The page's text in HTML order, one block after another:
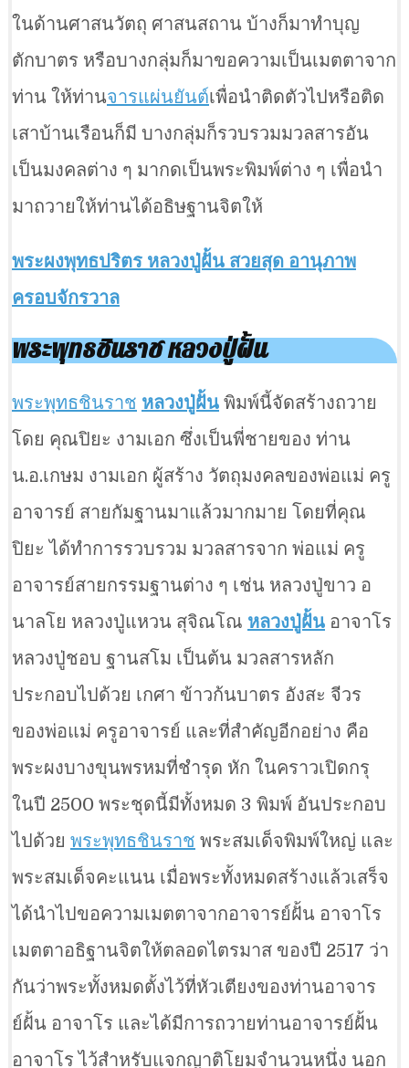
ในด้านศาสนวัตถุ ศาสนสถาน บ้างก็มาทำบุญ
ตักบาตร หรือบางกลุ่มก็มาขอความเป็นเมตตาจาก
ท่าน ให้ท่านจารแผ่นยันต์เพื่อนำติดตัวไปหรือติด
เสาบ้านเรือนก็มี บางกลุ่มก็รวบรวมมวลสารอัน
เป็นมงคลต่าง ๆ มากดเป็นพระพิมพ์ต่าง ๆ เพื่อนำ
มาถวายให้ท่านได้อธิษฐานจิตให้
พระผงพุทธปริตร หลวงปู่ฝั้น สวยสุด อานุภาพ
ครอบจักรวาล
พระพุทธชินราช หลวงปู่ฝั้น
พระพุทธชินราช หลวงปู่ฝั้น พิมพ์นี้จัดสร้างถวาย
โดย คุณปิยะ งามเอก ซึ่งเป็นพี่ชายของ ท่าน
น.อ.เกษม งามเอก ผู้สร้าง วัตถุมงคลของพ่อแม่ ครู
อาจารย์ สายกัมฐานมาแล้วมากมาย โดยที่คุณ
ปิยะ ได้ทำการรวบรวม มวลสารจาก พ่อแม่ ครู
อาจารย์สายกรรมฐานต่าง ๆ เช่น หลวงปู่ขาว อ
นาลโย หลวงปู่แหวน สุจิณโณ หลวงปู่ฝั้น อาจาโร
หลวงปู่ชอบ ฐานสโม เป็นต้น มวลสารหลัก
ประกอบไปด้วย เกศา ข้าวก้นบาตร อังสะ จีวร
ของพ่อแม่ ครูอาจารย์ และที่สำคัญอีกอย่าง คือ
พระผงบางขุนพรหมที่ชำรุด หัก ในคราวเปิดกรุ
ในปี 2500 พระชุดนี้มีทั้งหมด 3 พิมพ์ อันประกอบ
ไปด้วย พระพุทธชินราช พระสมเด็จพิมพ์ใหญ่ และ
พระสมเด็จคะแนน เมื่อพระทั้งหมดสร้างแล้วเสร็จ
ได้นำไปขอความเมตตาจากอาจารย์ฝั้น อาจาโร
เมตตาอธิฐานจิตให้ตลอดไตรมาส ของปี 2517 ว่า
กันว่าพระทั้งหมดตั้งไว้ที่หัวเตียงของท่านอาจาร
ย์ฝั้น อาจาโร และได้มีการถวายท่านอาจารย์ฝั้น
อาจาโร ไว้สำหรับแจกญาติโยมจำนวนหนึ่ง นอก